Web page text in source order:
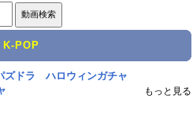
K-POP
ズドラ ハロウィンガチャ
もっと見る